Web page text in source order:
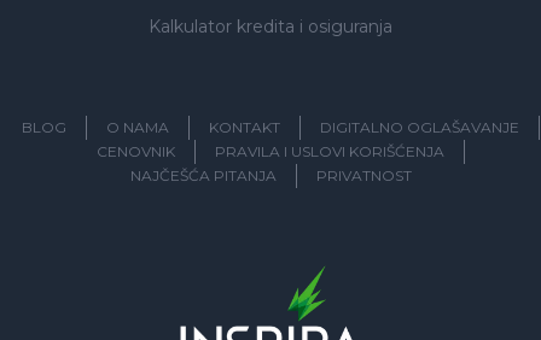
Kalkulator kredita i osiguranja
BLOG O NAMA KONTAKT
DIGITALNO OGLAŠAVANJE
CENOVNIK
PRAVILA I USLOVI KORIŠĆENJA
NAJČEŠĆA PITANJA
PRIVATNOST